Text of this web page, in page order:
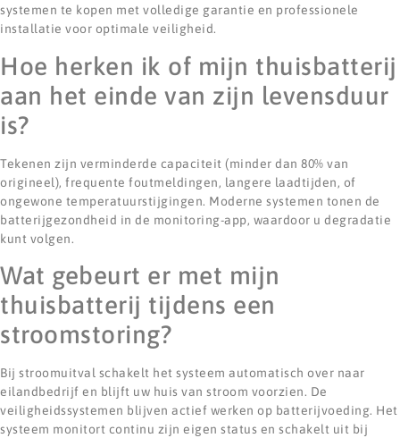
systemen te kopen met volledige garantie en professionele
installatie voor optimale veiligheid.
Hoe herken ik of mijn thuisbatterij
aan het einde van zijn levensduur
is?
Tekenen zijn verminderde capaciteit (minder dan 80% van
origineel), frequente foutmeldingen, langere laadtijden, of
ongewone temperatuurstijgingen. Moderne systemen tonen de
batterijgezondheid in de monitoring-app, waardoor u degradatie
kunt volgen.
Wat gebeurt er met mijn
thuisbatterij tijdens een
stroomstoring?
Bij stroomuitval schakelt het systeem automatisch over naar
eilandbedrijf en blijft uw huis van stroom voorzien. De
veiligheidssystemen blijven actief werken op batterijvoeding. Het
systeem monitort continu zijn eigen status en schakelt uit bij